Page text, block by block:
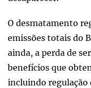
O desmatamento
emissões totais do
ainda, a perda de
benefícios que
incluindo regulação